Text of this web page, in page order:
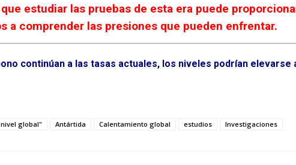
estudiar las pruebas de esta era puede
a comprender las presiones que pueden enfrentar.
continúan a las tasas actuales, los niveles podrían elevarse
global" Antártida Calentamiento global estudios Investigaciones